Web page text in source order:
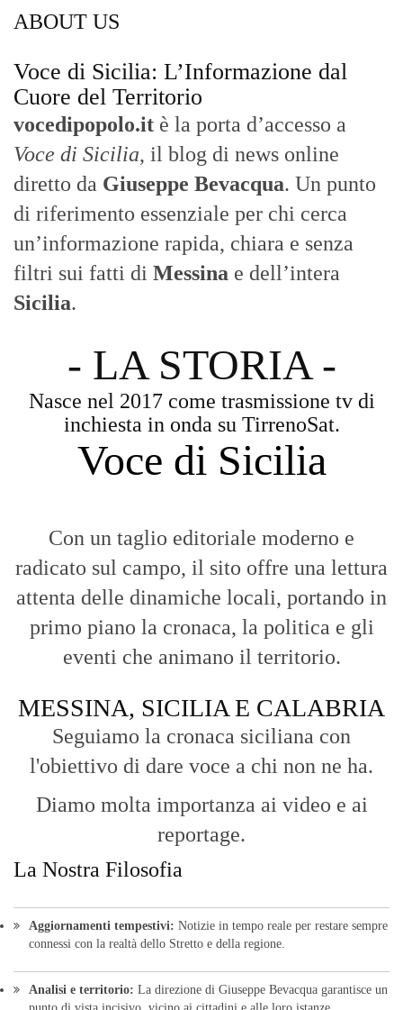
ABOUT US
Voce di Sicilia: L’Informazione dal
Cuore del Territorio
vocedipopolo.it è la porta d’accesso a
Voce di Sicilia, il blog di news online
diretto da Giuseppe Bevacqua. Un punto
di riferimento essenziale per chi cerca
un’informazione rapida, chiara e senza
filtri sui fatti di Messina e dell’intera
Sicilia.
- LA STORIA -
Nasce nel 2017 come trasmissione tv di
inchiesta in onda su TirrenoSat.
Voce di Sicilia
Con un taglio editoriale moderno e
radicato sul campo, il sito offre una lettura
attenta delle dinamiche locali, portando in
primo piano la cronaca, la politica e gli
eventi che animano il territorio.
MESSINA, SICILIA E CALABRIA
Seguiamo la cronaca siciliana con
l'obiettivo di dare voce a chi non ne ha.
Diamo molta importanza ai video e ai
reportage.
La Nostra Filosofia
Aggiornamenti tempestivi: Notizie in tempo reale per restare sempre
connessi con la realtà dello Stretto e della regione.
Analisi e territorio: La direzione di Giuseppe Bevacqua garantisce un